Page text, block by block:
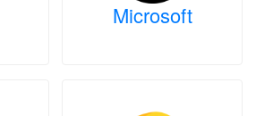
Microsoft